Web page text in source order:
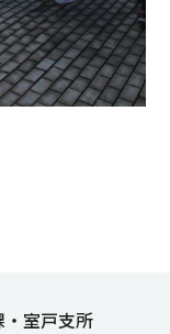
室戸支所